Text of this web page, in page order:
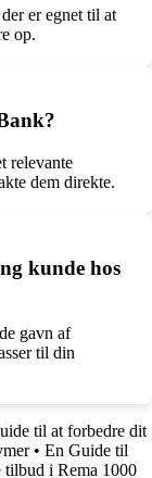
er egnet til at
op.
relevante
dem direkte.
kunde hos
gavn af
til din
til at forbedre dit
• En Guide til
tilbud i Rema 1000